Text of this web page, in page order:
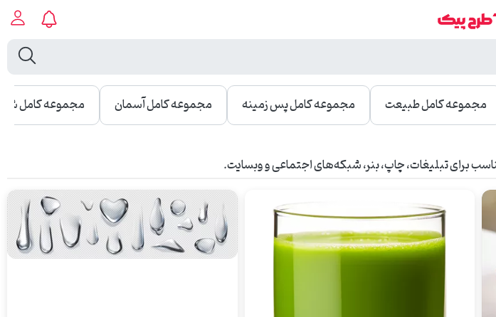
مجموعه کامل طبیعت مجموعه کامل پس زمینه مجموعه کامل آسمان مجموعه کامل